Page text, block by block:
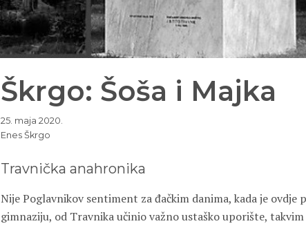
Škrgo: Šoša i Majka
25. maja 2020.
Enes Škrgo
Travnička anahronika
Nije Poglavnikov sentiment za đačkim danima, kada je ovdje
gimnaziju, od Travnika učinio važno ustaško uporište,